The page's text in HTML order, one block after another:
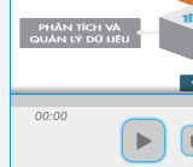
00:00